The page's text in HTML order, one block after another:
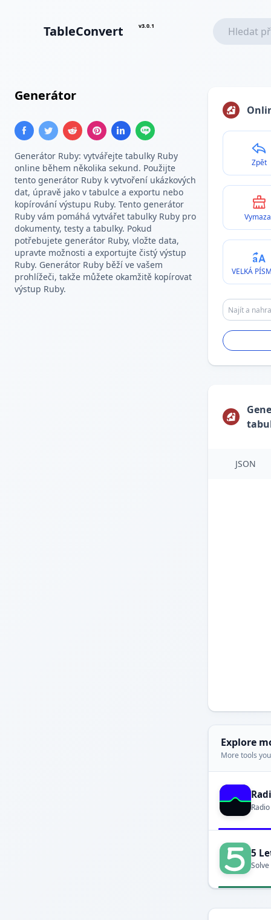
TableConvert v3.0.1
Generátor
Generátor Ruby: vytvářejte tabulky Ruby
online během několika sekund. Použijte
tento generátor Ruby k vytvoření ukázkových
dat, úpravě jako v tabulce a exportu nebo
kopírování výstupu Ruby. Tento generátor
Ruby vám pomáhá vytvářet tabulky Ruby pro
dokumenty, testy a tabulky. Pokud
potřebujete generátor Ruby, vložte data,
upravte možnosti a exportujte čistý výstup
Ruby. Generátor Ruby běží ve vašem
prohlížeči, takže můžete okamžitě kopírovat
výstup Ruby.
Zpět
VELKÁ
JSON
Explore
More tools
5